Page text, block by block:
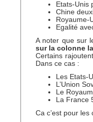
Etats-Unis
Chine
Royaume-
Egalité
A noter que sur
sur la colonne
Certains
Dans ce cas :
Les Etats-
L’Union
Le
La France
Ca c’est pour